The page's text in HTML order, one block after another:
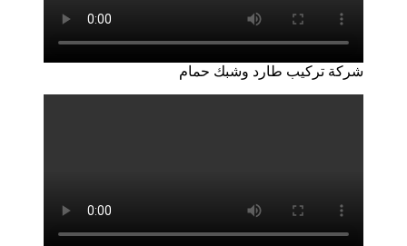
شركة تركيب طارد وشبك حمام